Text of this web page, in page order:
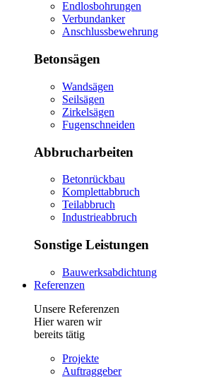
Endlosbohrungen
Verbundanker
Anschlussbewehrung
Betonsägen
Wandsägen
Seilsägen
Zirkelsägen
Fugenschneiden
Abbrucharbeiten
Betonrückbau
Komplettabbruch
Teilabbruch
Industrieabbruch
Sonstige Leistungen
Bauwerksabdichtung
Referenzen
Unsere Referenzen
Hier waren wir
bereits tätig
Projekte
Auftraggeber